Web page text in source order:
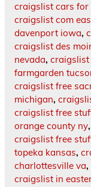
craigslist cars for
craigslist com
davenport iowa,
craigslist des
nevada, craigslist
farmgarden
craigslist free
michigan,
craigslist free
orange county ny,
craigslist free
topeka kansas,
charlottesville va,
craigslist in